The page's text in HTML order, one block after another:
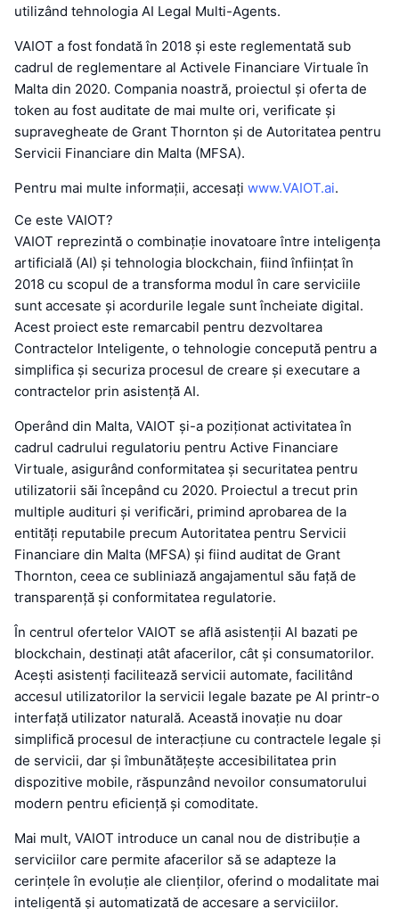
utilizând tehnologia AI Legal Multi-Agents.
VAIOT a fost fondată în 2018 și este reglementată sub
cadrul de reglementare al Activele Financiare Virtuale în
Malta din 2020. Compania noastră, proiectul și oferta de
token au fost auditate de mai multe ori, verificate și
supravegheate de Grant Thornton și de Autoritatea pentru
Servicii Financiare din Malta (MFSA).
Pentru mai multe informații, accesați www.VAIOT.ai.
Ce este VAIOT?
VAIOT reprezintă o combinație inovatoare între inteligența
artificială (AI) și tehnologia blockchain, fiind înființat în
2018 cu scopul de a transforma modul în care serviciile
sunt accesate și acordurile legale sunt încheiate digital.
Acest proiect este remarcabil pentru dezvoltarea
Contractelor Inteligente, o tehnologie concepută pentru a
simplifica și securiza procesul de creare și executare a
contractelor prin asistență AI.
Operând din Malta, VAIOT și-a poziționat activitatea în
cadrul cadrului regulatoriu pentru Active Financiare
Virtuale, asigurând conformitatea și securitatea pentru
utilizatorii săi începând cu 2020. Proiectul a trecut prin
multiple audituri și verificări, primind aprobarea de la
entități reputabile precum Autoritatea pentru Servicii
Financiare din Malta (MFSA) și fiind auditat de Grant
Thornton, ceea ce subliniază angajamentul său față de
transparență și conformitatea regulatorie.
În centrul ofertelor VAIOT se află asistenții AI bazati pe
blockchain, destinați atât afacerilor, cât și consumatorilor.
Acești asistenți facilitează servicii automate, facilitând
accesul utilizatorilor la servicii legale bazate pe AI printr-o
interfață utilizator naturală. Această inovație nu doar
simplifică procesul de interacțiune cu contractele legale și
de servicii, dar și îmbunătățește accesibilitatea prin
dispozitive mobile, răspunzând nevoilor consumatorului
modern pentru eficiență și comoditate.
Mai mult, VAIOT introduce un canal nou de distribuție a
serviciilor care permite afacerilor să se adapteze la
cerințele în evoluție ale clienților, oferind o modalitate mai
inteligentă și automatizată de accesare a serviciilor.